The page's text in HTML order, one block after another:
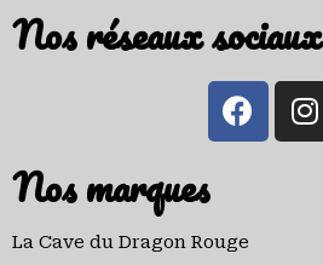
Nos réseaux sociaux
Nos marques
La Cave du Dragon Rouge